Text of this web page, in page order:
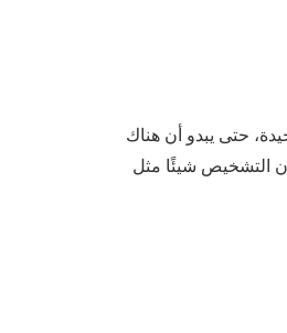
حتى يبدو أن هناك
التشخيص شيئًا مثل